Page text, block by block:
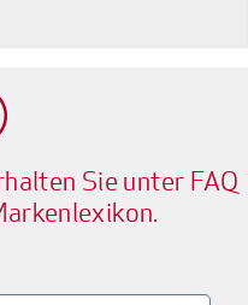
Sie unter FAQ